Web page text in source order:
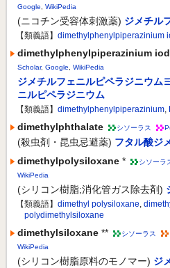
Google
WikiPedia
(ニコチン受容体刺激薬) ジメチル
【類義語】 dimethylphenylpiperazinium
dimethylphenylpiperazinium
Scholar, Google WikiPedia
ジメチルフェニルピペラジニウム
ニルピペラジニウム
【類義語】 dimethylphenylpiperazinium,
dimethylphthalate シソーラス
(殺虫剤・昆虫忌避薬) フタル酸ジ
dimethylpolysiloxane * シソーラ
WikiPedia
(シリコン樹脂;消化管ガス除去剤)
【類義語】 dimethyl polysiloxane,
polydimethylsiloxane
dimethylsiloxane ** シソーラス
WikiPedia
(シリコン樹脂原料のモノマー) ジ